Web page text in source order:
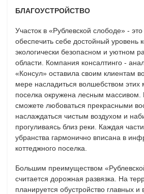
БЛАГОУСТРОЙСТВО
Участок в «Рублевской слободе» -
обеспечить себе достойный уровень
экологически безопасном и уютном
области. Компания консалтинго -
«Консул» оставила своим клиентам
мере насладиться волшебством этих
поселка окружена лесным
сможете любоваться прекрасными
наслаждаться чистым воздухом и
прогуливаясь близ реки. Каждая
убранства гармонично вписана в
коттеджного поселка.
Большим преимуществом
считается дорожная развязка. На
планируется обустройство главных и